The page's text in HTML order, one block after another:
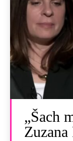
„Šach